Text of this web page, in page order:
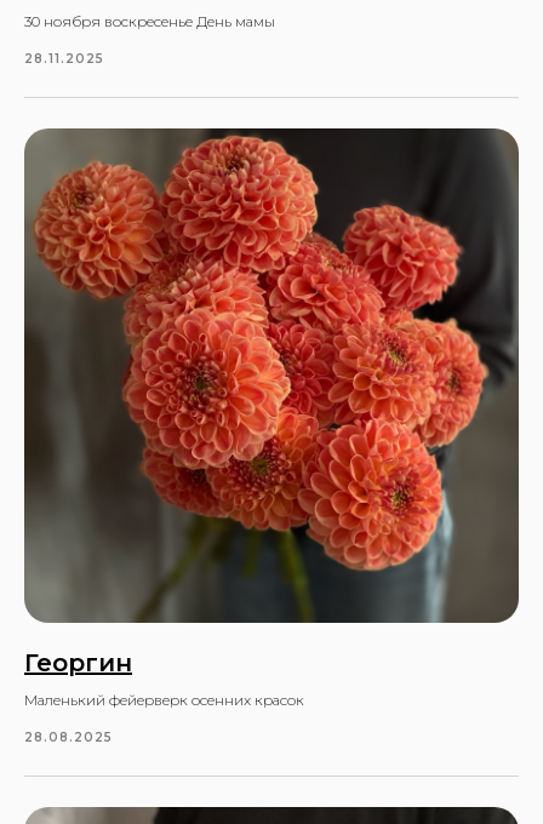
30 ноября воскресенье День мамы
28.11.2025
Георгин
Маленький фейерверк осенних красок
28.08.2025